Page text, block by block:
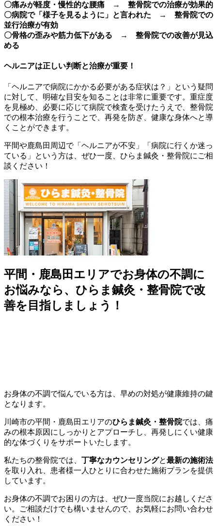
〇痛みが軽度・慢性的な腰痛 → 整骨院での治療が効果的
〇病院で「様子を見るように」と言われた → 整骨院での
並行治療が有効
〇骨格の歪みや筋力低下がある → 整骨院での改善が見込
める
ヘルニアは正しい判断と治療が重要！
「ヘルニアで病院にかかる必要がある症状は？」という疑問
に対して、明確な目安を知ることは非常に重要です。重症度
を見極め、必要に応じて病院で検査を受けたうえで、整骨院
での根本治療を行うことで、再発を防ぎ、健康な身体へと導
くことができます。
平間や鹿島田周辺で「ヘルニアが不安」「病院に行くか迷っ
ている」という方は、ぜひ一度、ひらま鍼灸・整骨院にご相
談ください！
平間・鹿島田エリアでお身体の不調に
お悩みなら、ひらま鍼灸・整骨院で改
善を目指しましょう！
お身体の不調で悩んでいる方は、早めの対処が健康維持の鍵
となります。
川崎市の平間・鹿島田エリアのひらま鍼灸・整骨院では、痛
みの根本原因にしっかりとアプローチし、再発しにくい健康
的な体づくりをサポートいたします。
私たちの整骨院では、 丁寧なカウンセリングと最新の施術法
を取り入れ、患者様一人ひとりに合わせた施術プランを提供
しています。
お身体の不調でお困りの方は、ぜひ一度当院にお越しくださ
い。ご相談だけでも構いませんので、お気軽にお問い合わせ
ください！